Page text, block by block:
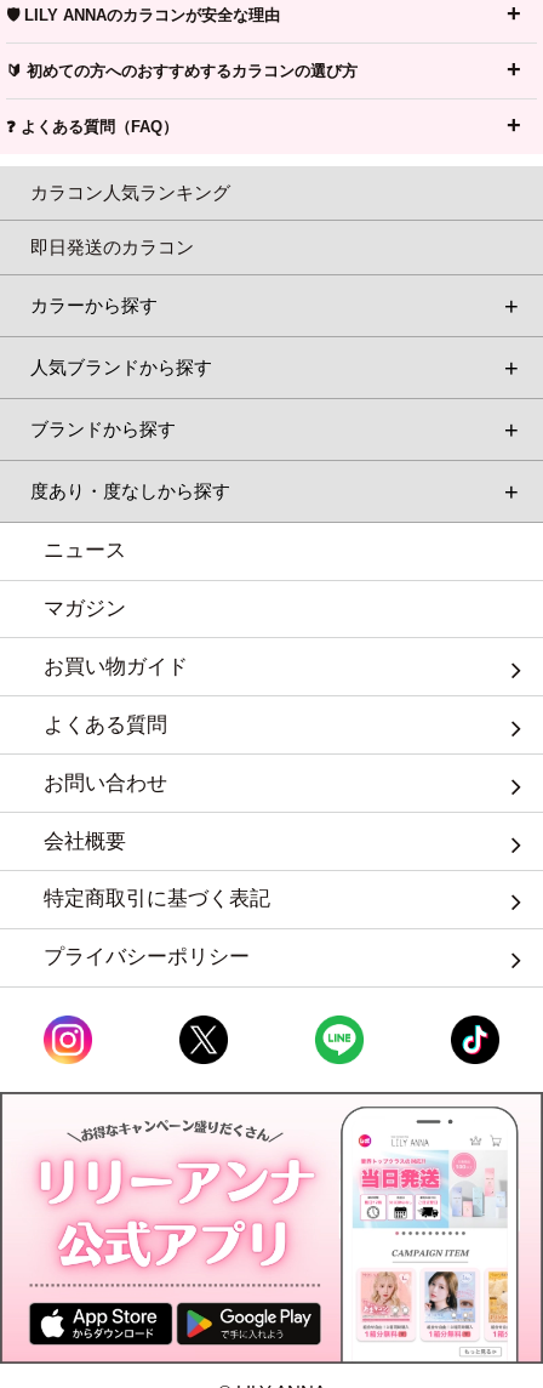
🛡️ LILY ANNAのカラコンが安全な理由
🔰 初めての方へのおすすめするカラコンの選び方
❓ よくある質問（FAQ）
カラコン人気ランキング
即日発送のカラコン
カラーから探す
人気ブランドから探す
ブランドから探す
度あり・度なしから探す
ニュース
マガジン
お買い物ガイド
よくある質問
お問い合わせ
会社概要
特定商取引に基づく表記
プライバシーポリシー